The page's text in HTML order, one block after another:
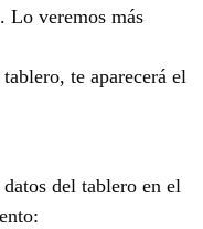
Lo veremos más
te aparecerá el
del tablero en el